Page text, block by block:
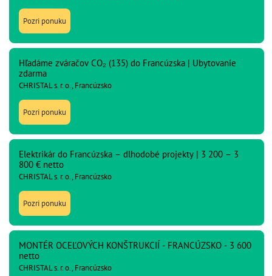
Pozri ponuku
Hľadáme zváračov CO₂ (135) do Francúzska | Ubytovanie
zdarma
CHRISTAL s. r. o., Francúzsko
Pozri ponuku
Elektrikár do Francúzska – dlhodobé projekty | 3 200 – 3
800 € netto
CHRISTAL s. r. o., Francúzsko
Pozri ponuku
MONTÉR OCEĽOVÝCH KONŠTRUKCIÍ - FRANCÚZSKO - 3 600
netto
CHRISTAL s. r. o., Francúzsko